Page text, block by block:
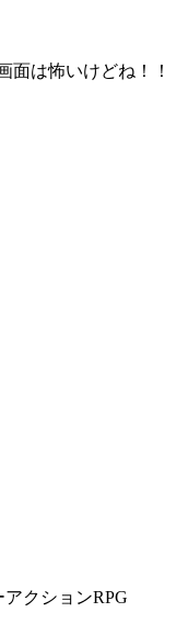
面は怖いけどね！！
クションRPG